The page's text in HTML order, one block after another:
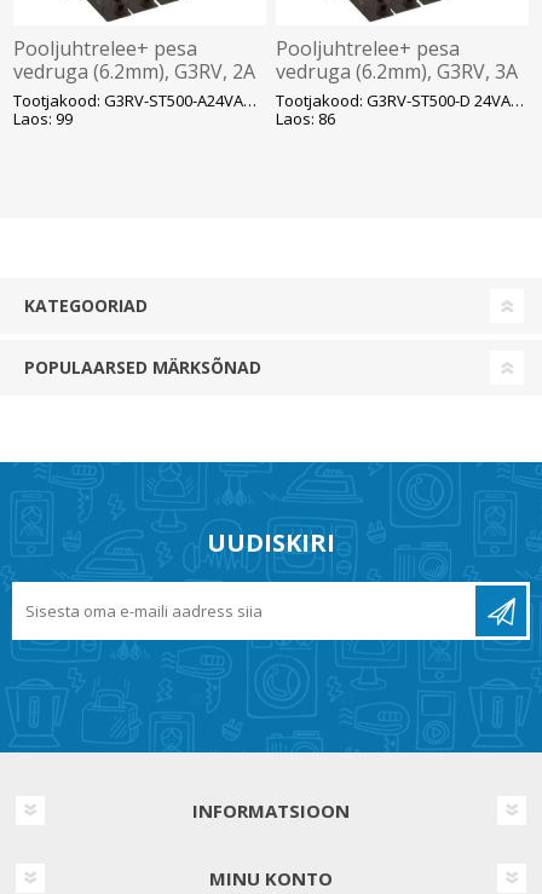
Pooljuhtrelee+ pesa
vedruga (6.2mm), G3RV, 2A
(75-264VAC), sisend
24VAC/DC, LED, Push-in,
Tootjakood: G3RV-ST500-A24VACDCE
Laos: 99
Pooljuhtrelee+ pesa
vedruga (6.2mm), G3RV, 3A
(5 - 24VDC), sisend
24VAC/DC, LED, Push-in,
Tootjakood: G3RV-ST500-D 24VACDC
Laos: 86
KATEGOORIAD
POPULAARSED MÄRKSÕNAD
UUDISKIRI
INFORMATSIOON
MINU KONTO